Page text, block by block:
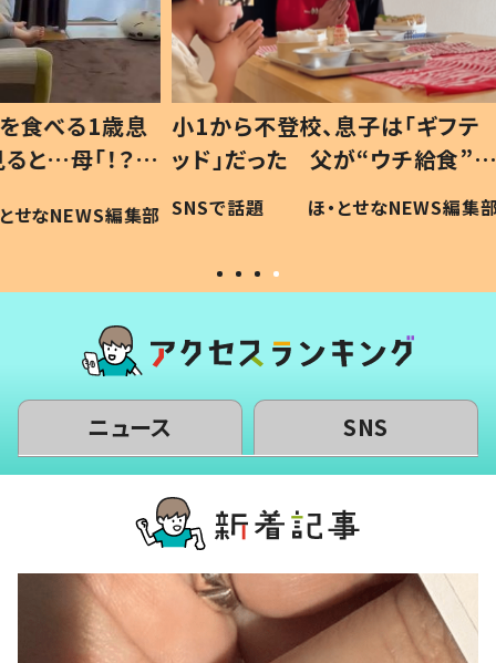
歳息
？」
編集部
小1から不登校、息子は「ギフテ
ッド」だった 父が“ウチ給食”を
作り続ける理由とは #令和の親
#令和の子
SNSで話題 ほ・とせなNEWS編集部
ひ孫
が、抱
「涙
い」
ニュース SNS